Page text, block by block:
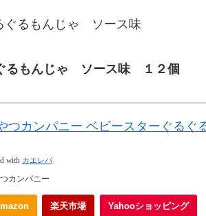
るもんじゃ ソース味 １２個
つカンパニー ベビースターぐるぐ
with カエレバ
カンパニー
楽天市場 Yahooショッピング